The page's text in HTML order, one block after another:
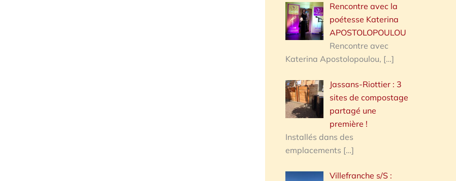
Rencontre avec la
poétesse Katerina
APOSTOLOPOULOU
Rencontre avec
Katerina Apostolopoulou, […]
Jassans-Riottier : 3
sites de compostage
partagé une
première !
Installés dans des
emplacements […]
Villefranche s/S :